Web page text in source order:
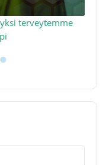
terveytemme
●